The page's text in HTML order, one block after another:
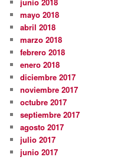
junio 2018
mayo 2018
abril 2018
marzo 2018
febrero 2018
enero 2018
diciembre 2017
noviembre 2017
octubre 2017
septiembre 2017
agosto 2017
julio 2017
junio 2017